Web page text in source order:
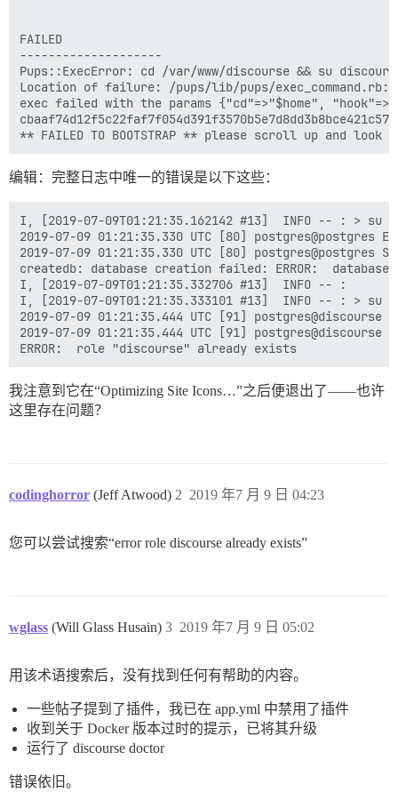
FAILED
--------------------
Pups::ExecError: cd /var/www/discourse && su
Location of failure: /pups/lib/pups/
exec failed with the params {"cd"=>"$home",
编辑：完整日志中唯一的错误是以下这些：
I, [2019-07-09T01:21:35.162142 #13]  INFO -- : >
2019-07-09 01:21:35.330 UTC [80] postgres@postgres
2019-07-09 01:21:35.330 UTC [80] postgres@postgres
createdb: database creation failed: ERROR:
I, [2019-07-09T01:21:35.332706 #13]  INFO -- :
I, [2019-07-09T01:21:35.333101 #13]  INFO -- : >
2019-07-09 01:21:35.444 UTC [91]
2019-07-09 01:21:35.444 UTC [91] postgres@discourse
我注意到它在“Optimizing Site Icons…”之后便退出了——也许
这里存在问题？
codinghorror (Jeff Atwood) 2019 年7 月 9 日 04:23
2
您可以尝试搜索“error role discourse already exists”
wglass (Will Glass Husain) 2019 年7 月 9 日 05:02
3
用该术语搜索后，没有找到任何有帮助的内容。
一些帖子提到了插件，我已在 app.yml 中禁用了插件
收到关于 Docker 版本过时的提示，已将其升级
运行了 discourse doctor
错误依旧。